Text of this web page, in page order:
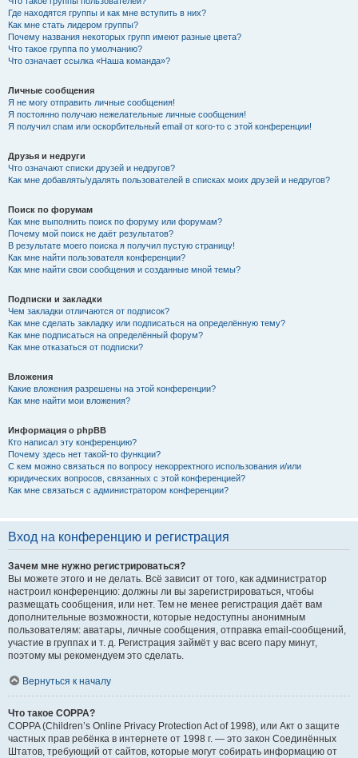
Где находятся группы и как мне вступить в них?
Как мне стать лидером группы?
Почему названия некоторых групп имеют разные цвета?
Что такое группа по умолчанию?
Что означает ссылка «Наша команда»?
Личные сообщения
Я не могу отправить личные сообщения!
Я постоянно получаю нежелательные личные сообщения!
Я получил спам или оскорбительный email от кого-то с этой конференции!
Друзья и недруги
Что означают списки друзей и недругов?
Как мне добавлять/удалять пользователей в списках моих друзей и недругов?
Поиск по форумам
Как мне выполнить поиск по форуму или форумам?
Почему мой поиск не даёт результатов?
В результате моего поиска я получил пустую страницу!
Как мне найти пользователя конференции?
Как мне найти свои сообщения и созданные мной темы?
Подписки и закладки
Чем закладки отличаются от подписок?
Как мне сделать закладку или подписаться на определённую тему?
Как мне подписаться на определённый форум?
Как мне отказаться от подписки?
Вложения
Какие вложения разрешены на этой конференции?
Как мне найти мои вложения?
Информация о phpBB
Кто написал эту конференцию?
Почему здесь нет такой-то функции?
С кем можно связаться по вопросу некорректного использования и/или
юридических вопросов, связанных с этой конференцией?
Как мне связаться с администратором конференции?
Вход на конференцию и регистрация
Зачем мне нужно регистрироваться?
Вы можете этого и не делать. Всё зависит от того, как администратор
настроил конференцию: должны ли вы зарегистрироваться, чтобы
размещать сообщения, или нет. Тем не менее регистрация даёт вам
дополнительные возможности, которые недоступны анонимным
пользователям: аватары, личные сообщения, отправка email-сообщений,
участие в группах и т. д. Регистрация займёт у вас всего пару минут,
поэтому мы рекомендуем это сделать.
Вернуться к началу
Что такое COPPA?
COPPA (Children’s Online Privacy Protection Act of 1998), или Акт о защите
частных прав ребёнка в интернете от 1998 г. — это закон Соединённых
Штатов, требующий от сайтов, которые могут собирать информацию от